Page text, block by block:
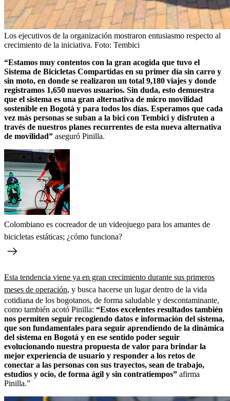
Los ejecutivos de la organización mostraron entusiasmo respecto al
crecimiento de la iniciativa. Foto: Tembici
“Estamos muy contentos con la gran acogida que tuvo el
Sistema de Bicicletas Compartidas en su primer día sin carro y
sin moto, en donde se realizaron un total 9,180 viajes y donde
registramos 1,650 nuevos usuarios. Sin duda, esto demuestra
que el sistema es una gran alternativa de micro movilidad
sostenible en Bogotá y para todos los días. Esperamos que cada
vez más personas se suban a la bici con Tembici y disfruten a
través de nuestros planes recurrentes de esta nueva alternativa
de movilidad” aseguró Pinilla.
Colombiano es cocreador de un videojuego para los amantes de
bicicletas estáticas; ¿cómo funciona?
Esta tendencia viene ya en gran crecimiento durante sus primeros
meses de operación, y busca hacerse un lugar dentro de la vida
cotidiana de los bogotanos, de forma saludable y descontaminante,
como también acotó Pinilla: “Estos excelentes resultados también
nos permiten seguir recogiendo datos e información del sistema,
que son fundamentales para seguir aprendiendo de la dinámica
del sistema en Bogotá y en ese sentido poder seguir
evolucionando nuestra propuesta de valor para brindar la
mejor experiencia de usuario y responder a los retos de
conectar a las personas con sus trayectos, sean de trabajo,
estudios y ocio, de forma ágil y sin contratiempos” afirma
Pinilla.”